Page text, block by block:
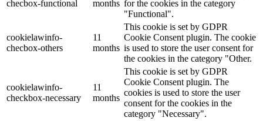
checbox-functional
months for the cookies in the category
"Functional".
cookielawinfo-
checbox-others
11
months
This cookie is set by GDPR
Cookie Consent plugin. The cookie
is used to store the user consent for
the cookies in the category "Other.
cookielawinfo-
checkbox-necessary
11
months
This cookie is set by GDPR
Cookie Consent plugin. The
cookies is used to store the user
consent for the cookies in the
category "Necessary".